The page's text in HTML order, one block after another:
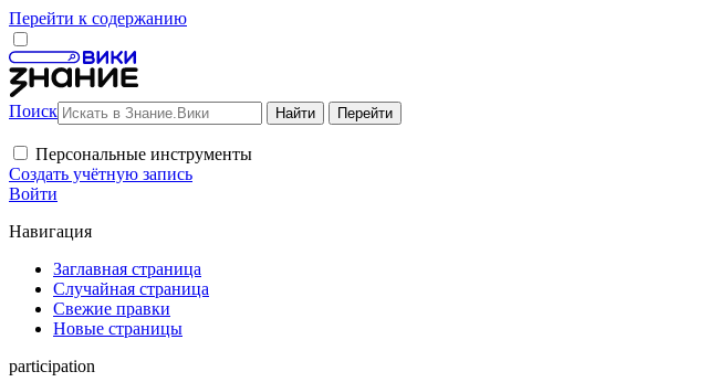
Перейти к содержанию
Поиск
Персональные инструменты
Создать учётную запись
Войти
Навигация
Заглавная страница
Случайная страница
Свежие правки
Новые страницы
participation